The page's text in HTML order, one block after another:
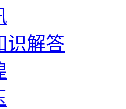
识解答